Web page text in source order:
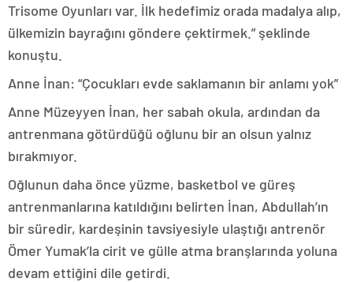
Trisome Oyunları var. İlk hedefimiz orada madalya alıp,
ülkemizin bayrağını göndere çektirmek.” şeklinde
konuştu.
Anne İnan: “Çocukları evde saklamanın bir anlamı yok”
Anne Müzeyyen İnan, her sabah okula, ardından da
antrenmana götürdüğü oğlunu bir an olsun yalnız
bırakmıyor.
Oğlunun daha önce yüzme, basketbol ve güreş
antrenmanlarına katıldığını belirten İnan, Abdullah’ın
bir süredir, kardeşinin tavsiyesiyle ulaştığı antrenör
Ömer Yumak’la cirit ve gülle atma branşlarında yoluna
devam ettiğini dile getirdi.